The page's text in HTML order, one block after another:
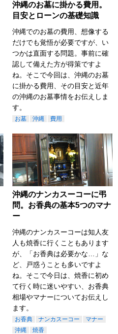
沖縄のお墓に掛かる費用。
目安とローンの基礎知識
沖縄でのお墓の費用、想像する
だけでも覚悟が必要ですが、い
つかは直面する問題。事前に確
認して備えた方が得策ですよ
ね。そこで今回は、沖縄のお墓
に掛かる費用、その目安と近年
の沖縄のお墓事情をお伝えしま
す。
お墓 沖縄 費用
沖縄のナンカスーコーに弔
問。お香典の基本5つのマナ
ー
沖縄のナンカスーコーは知人友
人も焼香に行くこともあります
が、「お香典は必要かな…」な
ど、戸惑うことも多いですよ
ね。そこで今日は、焼香に初め
て行く時に迷いやすい、お香典
相場やマナーについてお伝えし
ます。
お香典 ナンカスーコー
マナー
沖縄
焼香